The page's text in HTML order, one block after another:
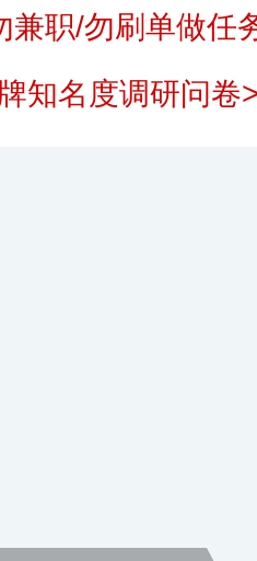
兼职/勿刷单做任
知名度调研问卷